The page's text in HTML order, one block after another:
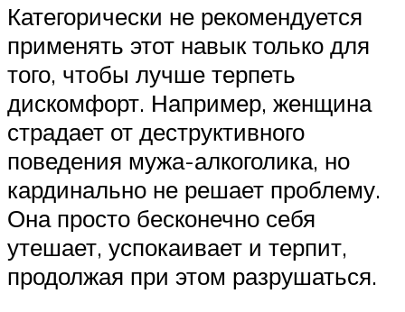
Категорически не рекомендуется
применять этот навык только для
того, чтобы лучше терпеть
дискомфорт. Например, женщина
страдает от деструктивного
поведения мужа-алкоголика, но
кардинально не решает проблему.
Она просто бесконечно себя
утешает, успокаивает и терпит,
продолжая при этом разрушаться.